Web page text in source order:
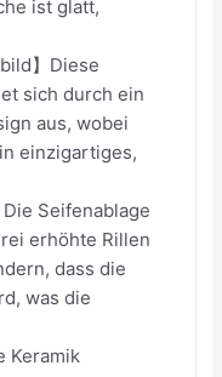
ist glatt,
】Diese
sich durch ein
aus, wobei
einzigartiges,
Die Seifenablage
erhöhte Rillen
dass die
was die
Keramik